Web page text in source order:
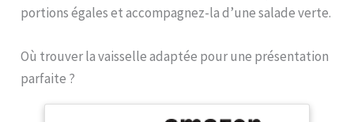
portions égales et accompagnez-la d’une salade verte.
Où trouver la vaisselle adaptée pour une présentation
parfaite ?